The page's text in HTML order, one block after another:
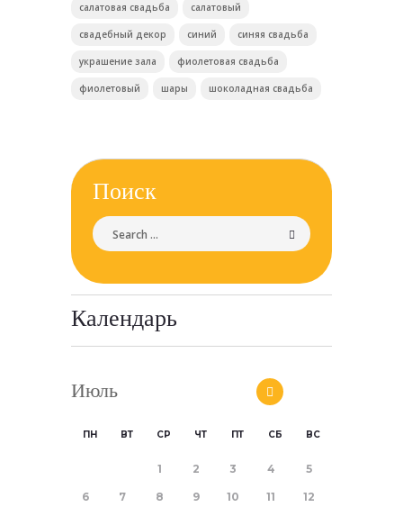
салатовая свадьба салатовый
свадебный декор синий синяя свадьба
украшение зала фиолетовая свадьба
фиолетовый шары шоколадная свадьба
Поиск
Календарь
Июль
ПН ВТ СР ЧТ ПТ СБ ВС
1 2 3 4 5
6 7 8 9 10 11 12